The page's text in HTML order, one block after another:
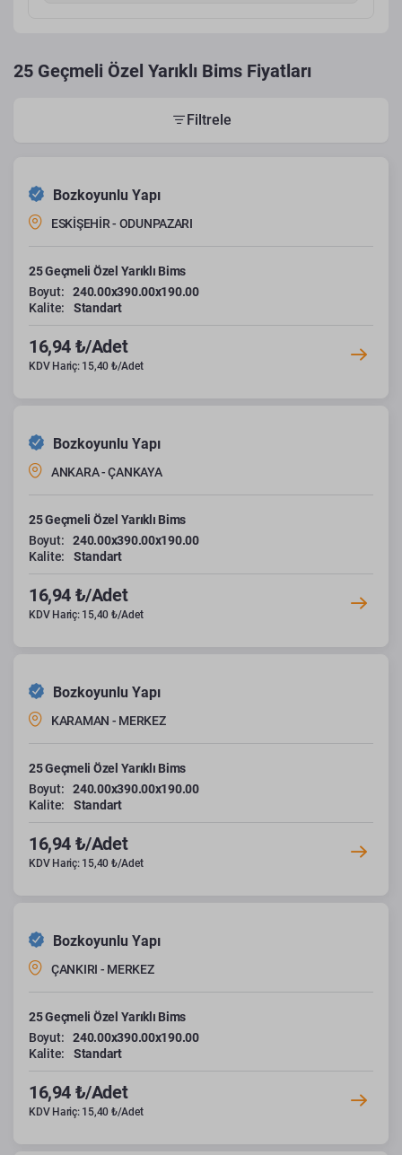
25 Geçmeli Özel Yarıklı Bims Fiyatları
Filtrele
Bozkoyunlu Yapı
ESKİŞEHİR - ODUNPAZARI
25 Geçmeli Özel Yarıklı Bims
Boyut:
240.00x390.00x190.00
Kalite:
Standart
16,94 ₺/Adet
KDV Hariç: 15,40 ₺/Adet
Bozkoyunlu Yapı
ANKARA - ÇANKAYA
25 Geçmeli Özel Yarıklı Bims
Boyut:
240.00x390.00x190.00
Kalite:
Standart
16,94 ₺/Adet
KDV Hariç: 15,40 ₺/Adet
Bozkoyunlu Yapı
KARAMAN - MERKEZ
25 Geçmeli Özel Yarıklı Bims
Boyut:
240.00x390.00x190.00
Kalite:
Standart
16,94 ₺/Adet
KDV Hariç: 15,40 ₺/Adet
Bozkoyunlu Yapı
ÇANKIRI - MERKEZ
25 Geçmeli Özel Yarıklı Bims
Boyut:
240.00x390.00x190.00
Kalite:
Standart
16,94 ₺/Adet
KDV Hariç: 15,40 ₺/Adet